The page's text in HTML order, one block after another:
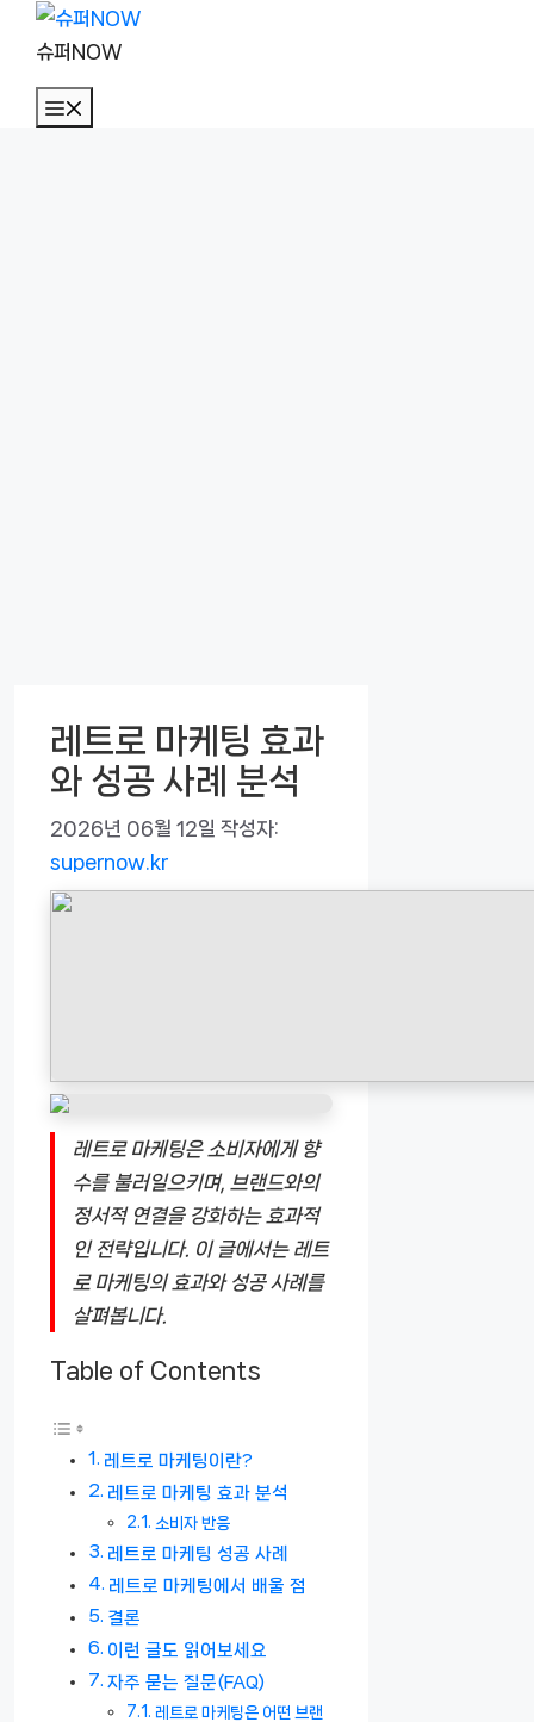
슈퍼NOW
레트로 마케팅 효과
와 성공 사례 분석
2026년 06월 12일 작성자:
supernow.kr
레트로 마케팅은 소비자에게 향
수를 불러일으키며, 브랜드와의
정서적 연결을 강화하는 효과적
인 전략입니다. 이 글에서는 레트
로 마케팅의 효과와 성공 사례를
살펴봅니다.
Table of Contents
레트로 마케팅이란?
레트로 마케팅 효과 분석
소비자 반응
레트로 마케팅 성공 사례
레트로 마케팅에서 배울 점
결론
이런 글도 읽어보세요
자주 묻는 질문(FAQ)
레트로 마케팅은 어떤 브랜